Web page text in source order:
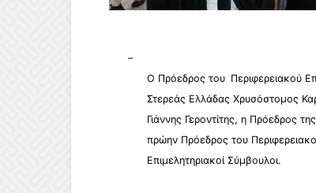
–
Ο Πρόεδρος του Περιφερειακού
Στερεάς Ελλάδας Χρυσόστομος
Γιάννης Γεροντίτης, η Πρόεδρος
πρώην Πρόεδρος του
Επιμελητηριακοί Σύμβουλοι.